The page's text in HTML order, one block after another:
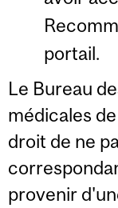
portail.
Le Bureau
médicales
droit de ne
provenir